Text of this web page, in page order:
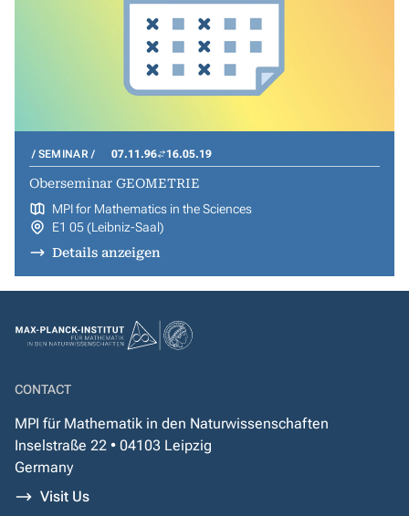
SEMINAR 07.11.96 16.05.19
Oberseminar GEOMETRIE
MPI for Mathematics in the Sciences
E1 05 (Leibniz-Saal)
Details anzeigen
CONTACT
MPI für Mathematik in den Naturwissenschaften
Inselstraße 22 • 04103 Leipzig
Germany
Visit Us